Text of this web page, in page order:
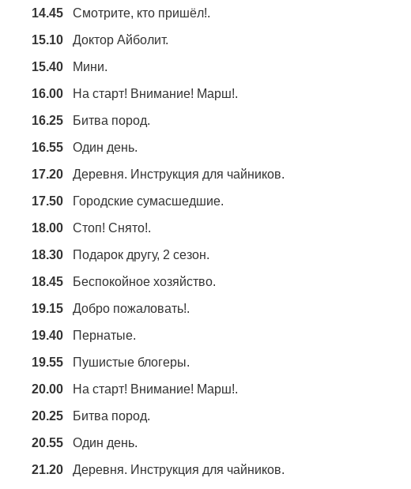
14.45 Смотрите, кто пришёл!.
15.10 Доктор Айболит.
15.40 Мини.
16.00 На старт! Внимание! Марш!.
16.25 Битва пород.
16.55 Один день.
17.20 Деревня. Инструкция для чайников.
17.50 Городские сумасшедшие.
18.00 Стоп! Снято!.
18.30 Подарок другу, 2 сезон.
18.45 Беспокойное хозяйство.
19.15 Добро пожаловать!.
19.40 Пернатые.
19.55 Пушистые блогеры.
20.00 На старт! Внимание! Марш!.
20.25 Битва пород.
20.55 Один день.
21.20 Деревня. Инструкция для чайников.